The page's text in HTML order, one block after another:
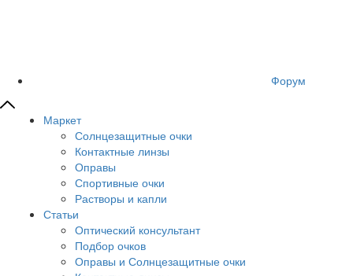
Форум
Маркет
Солнцезащитные очки
Контактные линзы
Оправы
Спортивные очки
Растворы и капли
Статьи
Оптический консультант
Подбор очков
Оправы и Солнцезащитные очки